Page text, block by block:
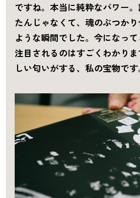
ですね。本当に純粋なパワー
たんじゃなくて、魂のぶつか
ような瞬間でした。今になっ
注目されるのはすごくわかり
しい匂いがする、私の宝物です